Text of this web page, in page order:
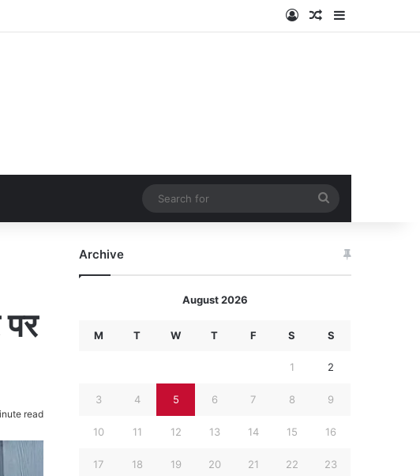
Log InRandom Article
Sidebar
for
read
Archive
August 2026
M T W T F S S
1 2
3 4 5 6 7 8 9
10 11 12 13 14 15 16
17 18 19 20 21 22 23